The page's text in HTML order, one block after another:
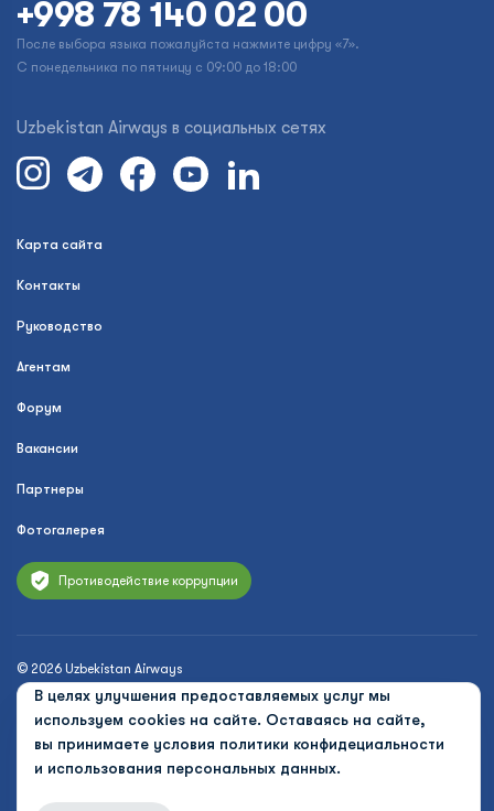
В целях улучшения предоставляемых услуг мы
используем cookies на сайте. Оставаясь на сайте,
вы принимаете условия политики конфидециальности
и использования персональных данных.
+998 78 140 02 00
После выбора языка пожалуйста нажмите цифру «7».
С понедельника по пятницу с 09:00 до 18:00
Uzbekistan Airways в социальных сетях
Карта сайта
Контакты
Руководство
Агентам
Форум
Вакансии
Партнеры
Фотогалерея
Противодействие коррупции
© 2026 Uzbekistan Airways
Политика конфиденциальности
Публичная оферта